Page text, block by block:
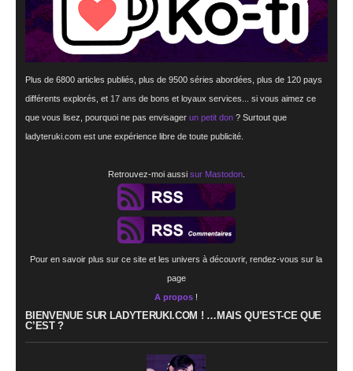
Plus de 6800 articles publiés, plus de 9500 séries abordées, plus de 120 pays
différents explorés, et 17 ans de bons et loyaux services... si vous aimez ce
que vous lisez, pourquoi ne pas envisagerun petit don ? Surtout que
ladyteruki.com est une expérience libre de toute publicité.
Retrouvez-moi aussi sur Mastodon.
Pour en savoir plus sur ce site et les univers à découvrir, rendez-vous sur la
page
A propos !
BIENVENUE SUR LADYTERUKI.COM ! …MAIS QU’EST-CE QUE
C’EST ?